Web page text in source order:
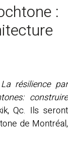
:
La résilience par
construire
Qc. Ils seront
de Montréal,